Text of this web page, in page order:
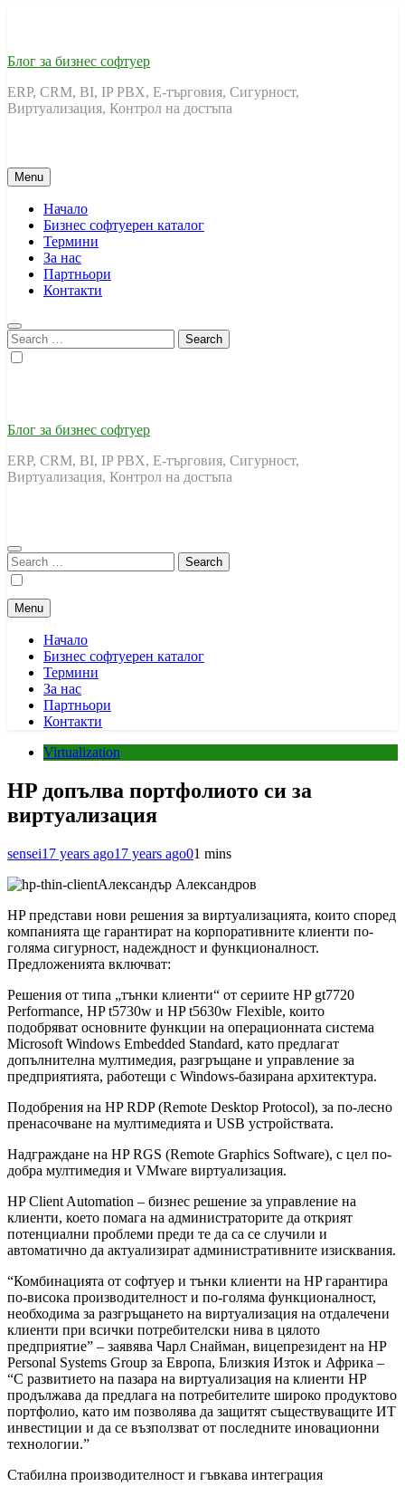
Блог за бизнес софтуер
ERP, CRM, BI, IP PBX, Е-търговия, Сигурност,
Виртуализация, Контрол на достъпа
Menu
Начало
Бизнес софтуерен каталог
Термини
За нас
Партньори
Контакти
Search
for:
Блог за бизнес софтуер
ERP, CRM, BI, IP PBX, Е-търговия, Сигурност,
Виртуализация, Контрол на достъпа
Search
for:
Menu
Начало
Бизнес софтуерен каталог
Термини
За нас
Партньори
Контакти
Virtualization
HP допълва портфолиото си за
виртуализация
sensei17 years ago17 years ago01 mins
Александър Александров
HP представи нови решения за виртуализацията, които според
компанията ще гарантират на корпоративните клиенти по-
голяма сигурност, надеждност и функционалност.
Предложенията включват:
Решения от типа „тънки клиенти“ от сериите HP gt7720
Performance, HP t5730w и HP t5630w Flexible, които
подобряват основните функции на операционната система
Microsoft Windows Embedded Standard, като предлагат
допълнителна мултимедия, разгръщане и управление за
предприятията, работещи с Windows-базирана архитектура.
Подобрения на HP RDP (Remote Desktop Protocol), за по-лесно
пренасочване на мултимедията и USB устройствата.
Надграждане на HP RGS (Remote Graphics Software), с цел по-
добра мултимедия и VMware виртуализация.
HP Client Automation – бизнес решение за управление на
клиенти, което помага на администраторите да открият
потенциални проблеми преди те да са се случили и
автоматично да актуализират административните изисквания.
“Комбинацията от софтуер и тънки клиенти на HP гарантира
по-висока производителност и по-голяма функционалност,
необходима за разгръщането на виртуализация на отдалечени
клиенти при всички потребителски нива в цялото
предприятие” – заявява Чарл Снайман, вицепрезидент на HP
Personal Systems Group за Европа, Близкия Изток и Африка –
“С развитието на пазара на виртуализация на клиенти HP
продължава да предлага на потребителите широко продуктово
портфолио, като им позволява да защитят съществуващите ИТ
инвестиции и да се възползват от последните иновационни
технологии.”
Стабилна производителност и гъвкава интеграция